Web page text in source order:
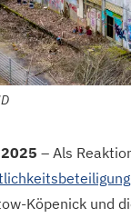
– Als
Köpenick und